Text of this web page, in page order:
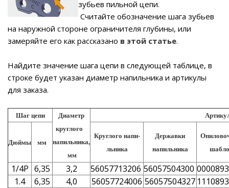
зубьев пильной цепи.
Считайте обозначение шага зубьев
на наружной стороне ограничителя глубины, или
замеряйте его как рассказано в этой статье.
Найдите значение шага цепи в следующей таблице, в
строке будет указан диаметр напильника и артикулы
для заказа.
Шаг цепи
Диаметр
круглого
напильника,
мм
Дюймы мм
Круглого напи-
льника
Державки
напильника
1/4P 6,35 3,2 56057713206 56057504300
1.4
6,35 4,0 56057724006 56057504327